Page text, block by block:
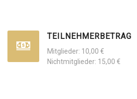
TEILNEHMERBETRAG
Mitglieder: 10,00 €
Nichtmitglieder: 15,00 €